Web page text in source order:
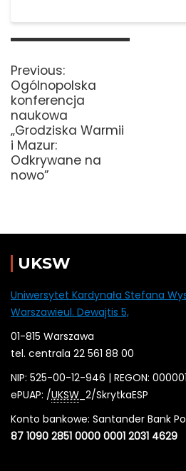
Nawigacja
Previous:Previous
post:
Ogólnopolska
konferencja
naukowa
„Grodziska Warmii
i Mazur:
Odkrywane na
nowo”
UKSW
Uniwersytet Kardynała Stefana
Warszawieul. Dewajtis 5,
01-815 Warszawa
tel. centrala 22 561 88 00
NIP: 525-00-12-946 | REGON:
ePUAP: /UKSW _2/SkrytkaESP
Konto bankowe: Santander Bank
87 1090 2851 0000 0001 2031 4629